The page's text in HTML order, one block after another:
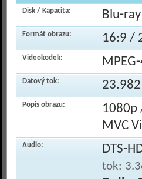
Disk / Kapacita: Blu-
Formát obrazu: 16:9 /
Videokodek:
Datový tok:
Popis obrazu:
1080p
MVC
Audio: DTS-
tok: